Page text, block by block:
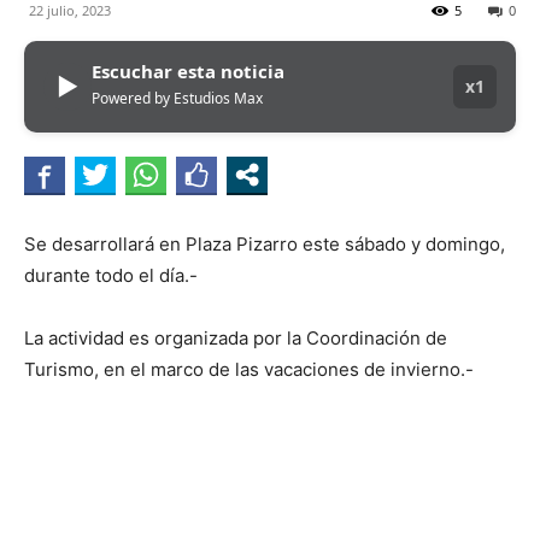
22 julio, 2023 0
5
▶ Escuchar esta noticia
Powered by Estudios Max
x1
Se desarrollará en Plaza Pizarro este sábado y domingo,
durante todo el día.-
La actividad es organizada por la Coordinación de
Turismo, en el marco de las vacaciones de invierno.-